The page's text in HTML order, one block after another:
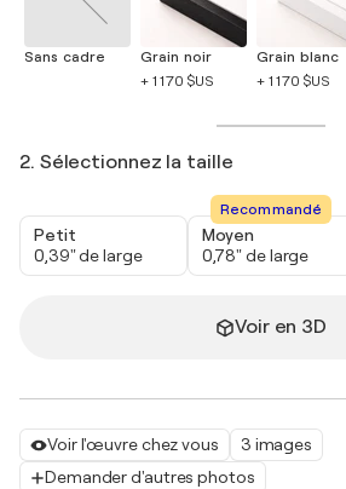
Voir l'œuvre chez vous
3 images
Demander d'autres photos
Sans cadre
Grain noir
+ 1 170 $US
Grain blanc
+ 1 170 $US
2. Sélectionnez la taille
Petit
0,39" de large
Recommandé
Moyen
0,78" de large
Voir en 3D